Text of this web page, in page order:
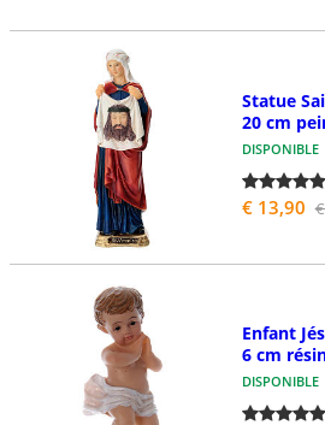
Statue
20 cm
DISPONIBLE
€ 13,90
Enfant
6 cm
DISPONIBLE